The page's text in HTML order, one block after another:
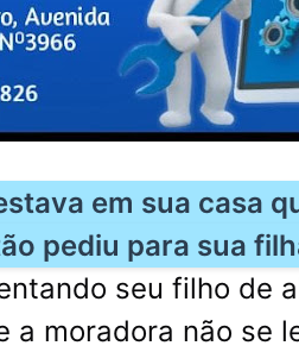
em sua casa
pediu para sua
seu filho de
a moradora não se